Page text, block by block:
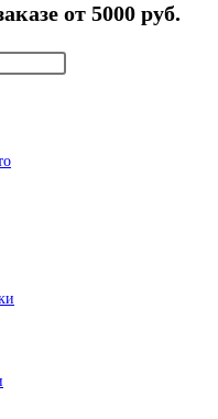
от 5000 руб.